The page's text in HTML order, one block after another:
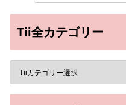
Tii全カテゴリー